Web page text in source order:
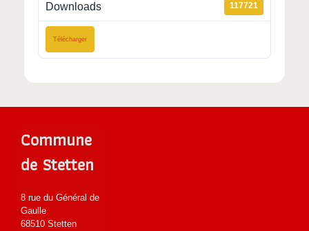
Downloads 117721
Télécharger
Commune
de Stetten
8 rue du Général de
Gaulle
68510 Stetten